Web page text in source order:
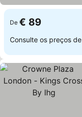
De € 89
Consulte os preços de